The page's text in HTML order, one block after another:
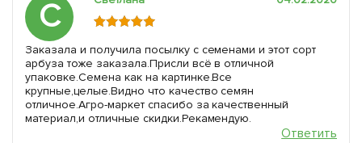
С
Заказала и получила посылку с семенами и этот сорт
арбуза тоже заказала.Присли всё в отличной
упаковке.Семена как на картинке.Все
крупные,целые.Видно что качество семян
отличное.Агро-маркет спасибо за качественный
материал,и отличные скидки.Рекамендую.
Ответить